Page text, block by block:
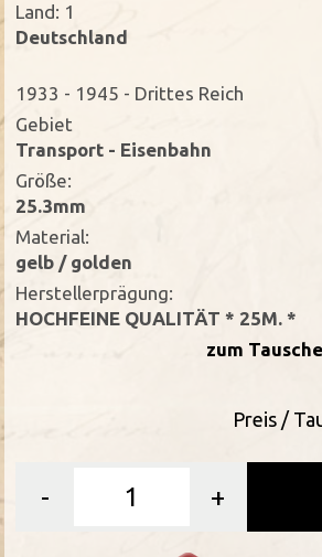
Land: 1
Deutschland
1933 - 1945 - Drittes Reich
Gebiet
Transport - Eisenbahn
Größe:
25.3mm
Material:
gelb / golden
Herstellerprägung:
HOCHFEINE QUALITÄT * 25M. *
zum
Preis /
- +